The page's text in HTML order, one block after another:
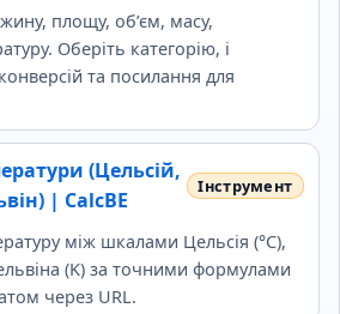
площу, об’єм, масу,
Оберіть категорію, і
та посилання для
(Цельсій,
| CalcBE
між шкалами Цельсія (°C),
(K) за точними формулами
через URL.